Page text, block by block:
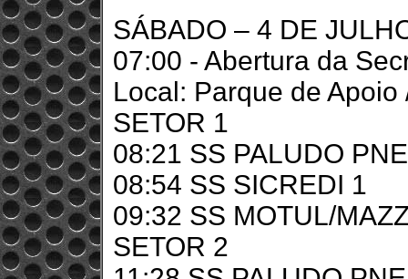
SÁBADO – 4 DE
07:00 - Abertura da
Local: Parque de
SETOR 1
08:21 SS PALUDO
08:54 SS SICREDI 1
09:32 SS MOTUL/
SETOR 2